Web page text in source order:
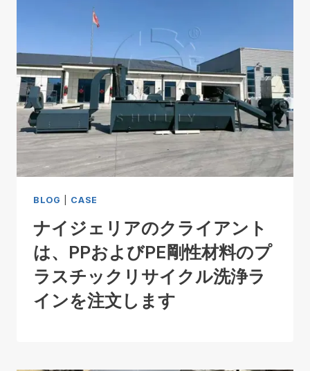
BLOG CASE
ナイジェリアのクライアント
は、PPおよびPE剛性材料のプ
ラスチックリサイクル洗浄ラ
インを注文します